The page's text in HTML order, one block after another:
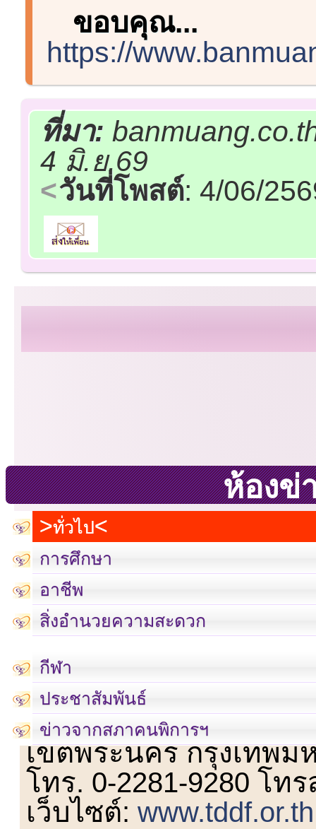
ขอบคุณ...
https://
ที่มา:
4 มิ.ย.69
วันที่โพสต์: 4/06/
ห้องข่
ทั่วไป
การศึกษา
อาชีพ
สิ่งอำนวยความสะดวก
กีฬา
ประชาสัมพันธ์
ข่าวจากสภาคนพิการฯ
เลขที่ 23 ชั้น 2 ถนนวิ
เขตพระนคร กรุงเทพม
โทร. 0-2281-9280 โท
เว็บไซต์:www.tddf.or.th